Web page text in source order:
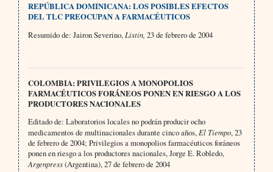
REPÚBLICA DOMINICANA: LOS POSIBLES EFECTOS
DEL TLC PREOCUPAN A FARMACÉUTICOS
Resumido de: Jairon Severino, Listin, 23 de febrero de 2004
COLOMBIA: PRIVILEGIOS A MONOPOLIOS
FARMACÉUTICOS FORÁNEOS PONEN EN RIESGO A LOS
PRODUCTORES NACIONALES
Editado de: Laboratorios locales no podrán producir ocho
medicamentos de multinacionales durante cinco años, El Tiempo, 23
de febrero de 2004; Privilegios a monopolios farmacéuticos foráneos
ponen en riesgo a los productores nacionales,Jorge E. Robledo,
Argenpress(Argentina), 27 de febrero de 2004